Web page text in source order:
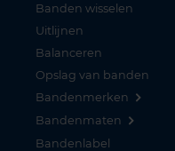
Banden wisselen
Uitlijnen
Balanceren
Opslag van banden
Bandenmerken
Bandenmaten
Bandenlabel